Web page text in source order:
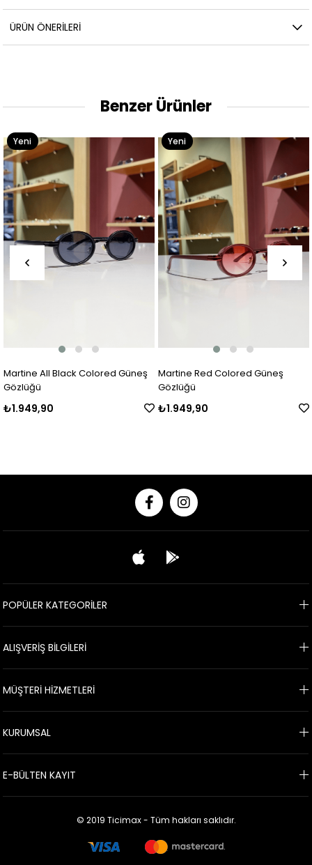
ÜRÜN ÖNERILERI
Benzer Ürünler
Colored Güneş
Martine Red Colored Güneş
Yeni
Ürün
Martine
Yeni
POPÜLER KATEGORİLER
ALIŞVERİŞ BİLGİLERİ
MÜŞTERİ HİZMETLERİ
KURUMSAL
E-BÜLTEN KAYIT
© 2019 Ticimax - Tüm hakları saklıdır.